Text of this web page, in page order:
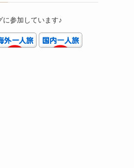
に参加しています♪